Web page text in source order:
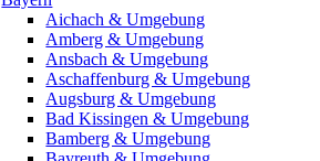
Aichach & Umgebung
Amberg & Umgebung
Ansbach & Umgebung
Aschaffenburg & Umgebung
Augsburg & Umgebung
Bad Kissingen & Umgebung
Bamberg & Umgebung